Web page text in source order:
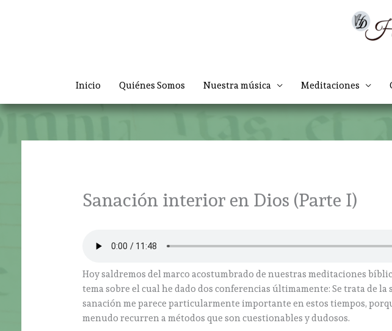
Inicio Quiénes Somos Nuestra música Meditaciones
Sanación interior en Dios (Parte I)
Hoy saldremos del marco acostumbrado de nuestras meditaciones
tema sobre el cual he dado dos conferencias últimamente: Se trata de
sanación me parece particularmente importante en estos tiempos,
menudo recurren a métodos que son cuestionables y dudosos.